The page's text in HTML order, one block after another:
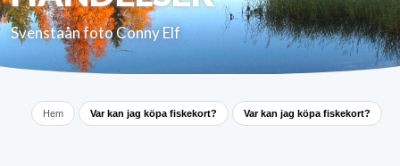
Svenstaån foto Conny Elf
Hem Var kan jag köpa fiskekort? Var kan jag köpa fiskekort?